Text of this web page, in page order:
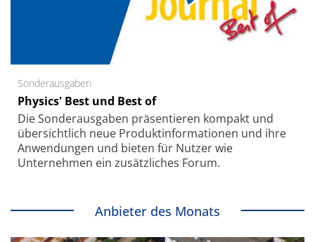
Sonderausgaben
Physics' Best und Best of
Die Sonder­ausgaben präsentieren kompakt und
übersichtlich neue Produkt­informationen und ihre
Anwendungen und bieten für Nutzer wie
Unternehmen ein zusätzliches Forum.
Anbieter des Monats